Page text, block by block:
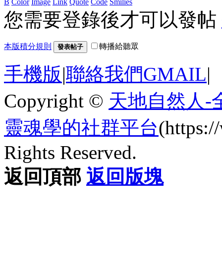
您需要登錄後才可以發帖
本版積分規則 發表帖子 轉播給聽眾
手機版|聯絡我們GMAIL|
Copyright © 天地自然人-
靈魂學的社群平台
Rights Reserved.
返回頂部 返回版塊